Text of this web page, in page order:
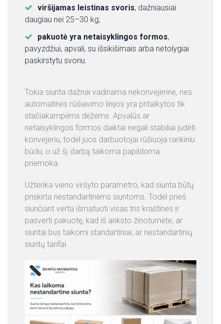
viršijamas leistinas svoris, dažniausiai
daugiau nei 25–30 kg;
pakuotė yra netaisyklingos formos,
pavyzdžiui, apvali, su išsikišimais arba netolygiai
paskirstytu svoriu.
Tokia siunta dažnai vadinama nekonvejerine, nes
automatinės rūšiavimo linijos yra pritaikytos tik
stačiakampėms dėžėms. Apvalūs ar
netaisyklingos formos daiktai negali stabiliai judėti
konvejeriu, todėl juos darbuotojai rūšiuoja rankiniu
būdu, o už šį darbą taikoma papildoma
priemoka.
Užtenka vieno viršyto parametro, kad siunta būtų
priskirta nestandartinėms siuntoms. Todėl prieš
siunčiant verta išmatuoti visas tris kraštines ir
pasverti pakuotę, kad iš anksto žinotumėte, ar
siuntai bus taikomi standartiniai, ar nestandartinių
siuntų tarifai.